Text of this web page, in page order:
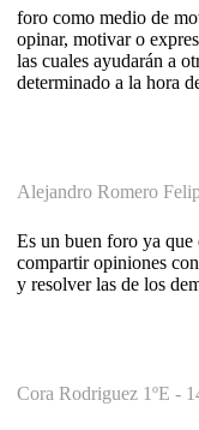
foro como medio de
opinar, motivar o
las cuales ayudarán a
determinado a la hora
Alejandro Romero
Es un buen foro ya que
compartir opiniones
y resolver las de los
Cora Rodriguez 1ºE -